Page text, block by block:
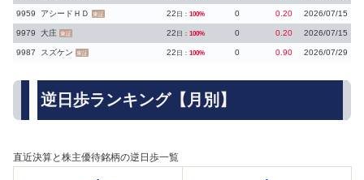
9959 アシードＨＤ 東証 22 日： 100% 0 0.20 2026/07/15
9979 大庄 東証 22 日： 100% 0 0.20 2026/07/15
9987 スズケン 東証 22 日： 100% 0 0.90 2026/07/29
逆日歩ランキング【月別】
直近決算と株主優待銘柄の逆日歩一覧